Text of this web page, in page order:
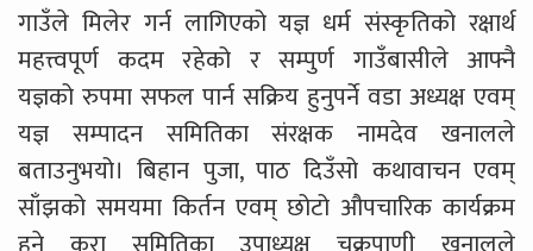
गाउँले मिलेर गर्न लागिएको यज्ञ धर्म संस्कृतिको रक्षार्थ
महत्त्वपूर्ण कदम रहेको र सम्पुर्ण गाउँबासीले आफ्नै
यज्ञको रुपमा सफल पार्न सक्रिय हुनुपर्ने वडा अध्यक्ष एवम्
यज्ञ सम्पादन समितिका संरक्षक नामदेव खनालले
बताउनुभयो। बिहान पुजा, पाठ दिउँसो कथावाचन एवम्
साँझको समयमा किर्तन एवम् छोटो औपचारिक कार्यक्रम